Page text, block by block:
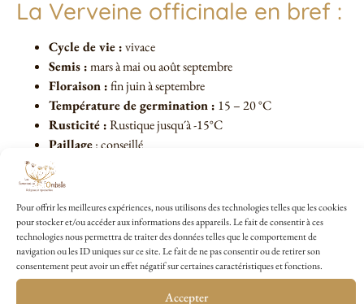
Pour offrir les meilleures expériences, nous utilisons des technologies telles que les cookies
pour stocker et/ou accéder aux informations des appareils. Le fait de consentir à ces
technologies nous permettra de traiter des données telles que le comportement de
navigation ou les ID uniques sur ce site. Le fait de ne pas consentir ou de retirer son
consentement peut avoir un effet négatif sur certaines caractéristiques et fonctions.
Accepter
La Verveine officinale en bref :
Cycle de vie :vivace
Semis :mars à mai ou août septembre
Floraison :fin juin à septembre
Température de germination : 15 – 20 °C
Rusticité :Rustique jusqu´à -15°C
Paillage: conseillé
Comestible
Conseils de culture de la
Verveine Officinale